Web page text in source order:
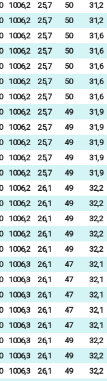
1006,2 25,7 50
31,2
1006,2 25,7 50
31,2
1006,2 25,7 50
31,6
1006,2 25,7 50
31,6
1006,2 25,7 50
31,6
1006,2 25,7 50
31,6
1006,2 25,7 50
31,6
1006,2 25,7 49
31,9
1006,2 25,7 49
31,9
1006,2 25,7 49
31,9
1006,2 25,7 49
31,9
1006,2 25,7 49
31,9
1006,2 26,1 49
32,2
1006,2 26,1 49
32,2
1006,2 26,1 49
32,2
1006,2 26,1 49
32,2
1006,2 26,1 49
32,2
1006,3 26,1 47
32,1
1006,3 26,1 47
32,1
1006,3 26,1 47
32,1
1006,3 26,1 47
32,1
1006,3 26,1 47
32,1
1006,3 26,1 49
32,2
1006,3 26,1 49
32,2
1006,3 26,1 49
32,2